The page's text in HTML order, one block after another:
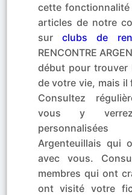
cette
articles de notre
sur clubs de
RENCONTRE
début pour trouver
de votre vie, mais
Consultez
vous y
Argenteuillais qui
avec vous.
membres qui ont
ont visité votre